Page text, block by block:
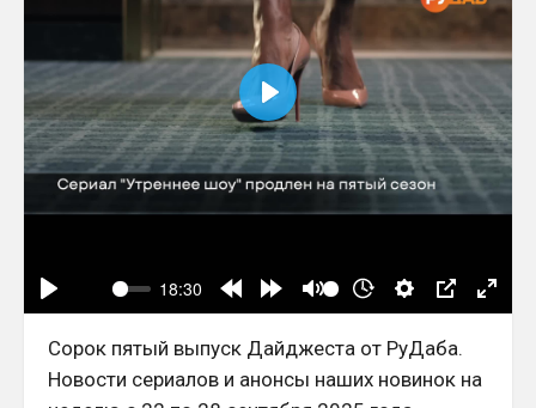
Сорок пятый выпуск Дайджеста от РуДаба.
Новости сериалов и анонсы наших новинок на